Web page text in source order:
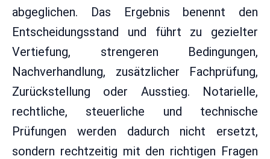
abgeglichen. Das Ergebnis benennt den
Entscheidungsstand und führt zu gezielter
Vertiefung, strengeren Bedingungen,
Nachverhandlung, zusätzlicher Fachprüfung,
Zurückstellung oder Ausstieg. Notarielle,
rechtliche, steuerliche und technische
Prüfungen werden dadurch nicht ersetzt,
sondern rechtzeitig mit den richtigen Fragen